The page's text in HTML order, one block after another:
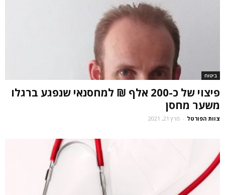
ביטוח
פיצוי של כ-200 אלף ₪ למחסנאי שנפגע ברגלו
משער מחסן
צוות הפורטל - מרץ 21, 2021